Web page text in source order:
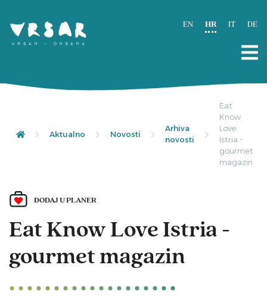
EN HR IT DE
Aktualno Novosti
Arhiva
novosti
Eat
Know
Love
Istria -
gourmet
magazin
DODAJ U PLANER
Eat Know Love Istria -
gourmet magazin